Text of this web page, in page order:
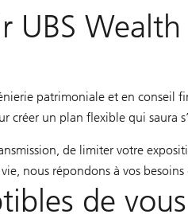
UBS
patrimoniale et en conseil
créer un plan flexible qui saura
de limiter votre
nous répondons à vos
de